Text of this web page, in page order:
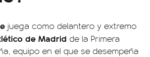
juega como delantero y extremo
de Madrid de la Primera
equipo en el que se desempeña